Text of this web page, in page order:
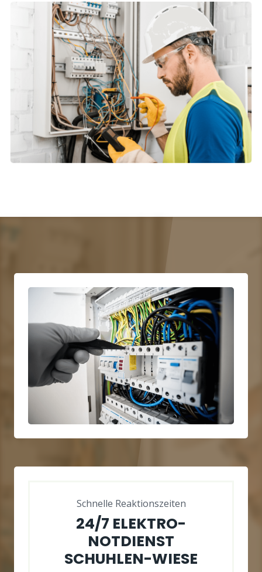
Schnelle Reaktionszeiten
24/7 ELEKTRO-
NOTDIENST
SCHUHLEN-WIESE